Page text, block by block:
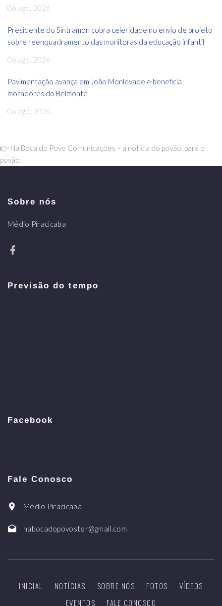
06 ago, 2026
Presidente do Sintramon cobra celeridade no envio de projeto
sobre reenquadramento das monitoras da educação infantil
06 ago, 2026
Pavimentação avança em João Monlevade e beneficia
moradores do Belmonte
06 ago, 2026
👉 Na Boca do Povo Comunicações – a notícia do povão, para o
povão!
Sobre nós
Médio Piracicaba
Previsão do tempo
Facebook
Fale Conosco
Médio Piracicaba
nabocadopovoster@gmail.com
INICIAL NOTÍCIAS SOBRE NÓS FOTOS
VÍDEOS
EVENTOS
FALE CONOSCO